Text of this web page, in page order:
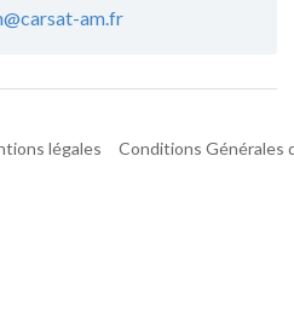
am.fr
légales Conditions Générales